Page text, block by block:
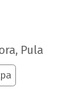
Pula